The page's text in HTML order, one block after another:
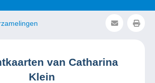
van Catharina
Klein